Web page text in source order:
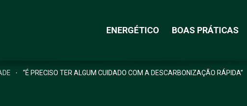
ENERGÉTICO BOAS PRÁTICAS
“É PRECISO TER ALGUM CUIDADO COM A DESCARBONIZAÇÃO RÁPIDA”